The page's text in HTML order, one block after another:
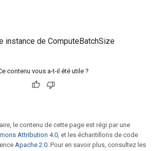
instance de ComputeBatchSize
contenu vous a-t-il été utile ?
le contenu de cette page est régi par une
Attribution 4.0, et les échantillons de code
Apache 2.0. Pour en savoir plus, consultez les